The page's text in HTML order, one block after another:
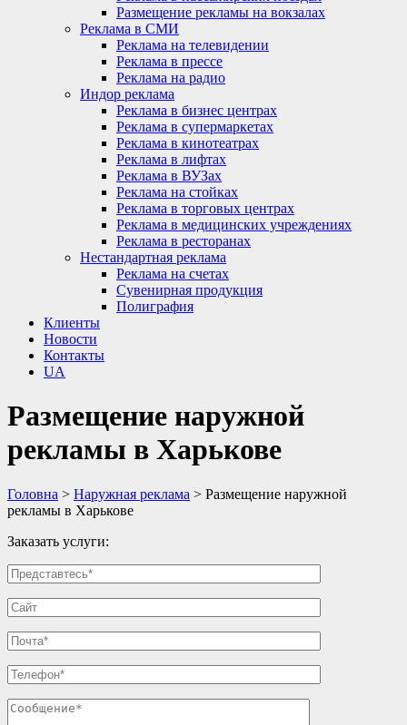
Размещение рекламы на вокзалах
Реклама в СМИ
Реклама на телевидении
Реклама в прессе
Реклама на радио
Индор реклама
Реклама в бизнес центрах
Реклама в супермаркетах
Реклама в кинотеатрах
Реклама в лифтах
Реклама в ВУЗах
Реклама на стойках
Реклама в торговых центрах
Реклама в медицинских учреждениях
Реклама в ресторанах
Нестандартная реклама
Реклама на счетах
Сувенирная продукция
Полиграфия
Клиенты
Новости
Контакты
UA
Размещение наружной
рекламы в Харькове
Головна > Наружная реклама > Размещение наружной
рекламы в Харькове
Заказать услуги: